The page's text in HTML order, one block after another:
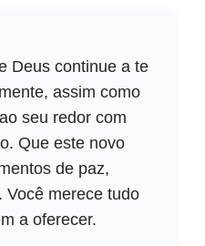
Deus continue a te
assim como
seu redor com
Que este novo
de paz,
Você merece tudo
a oferecer.